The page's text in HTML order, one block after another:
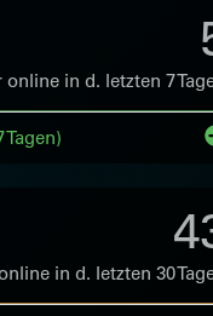
online in d. letzten 7
in d. letzten 30